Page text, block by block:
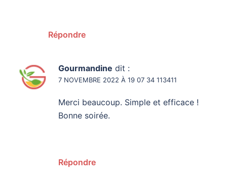
Répondre
Gourmandine dit :
7 NOVEMBRE 2022 À 19 07 34 113411
Merci beaucoup. Simple et efficace !
Bonne soirée.
Répondre